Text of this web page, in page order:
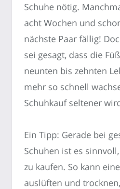
Schuhe nötig.
acht Wochen und
nächste Paar fällig!
sei gesagt, dass die
neunten bis zehnten
mehr so schnell
Schuhkauf seltener
Ein Tipp: Gerade bei
Schuhen ist es
zu kaufen. So kann
auslüften und